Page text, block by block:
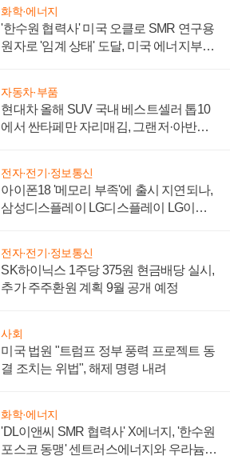
화학·에너지
'한수원 협력사' 미국 오클로 SMR 연구용
원자로 '임계 상태' 도달, 미국 에너지부
자동차·부품
현대차 올해 SUV 국내 베스트셀러 톱10
에서 싼타페만 자리매김, 그랜저·아반떼
전자·전기·정보통신
아이폰18 '메모리 부족'에 출시 지연되나,
삼성디스플레이 LG디스플레이 LG이노
전자·전기·정보통신
SK하이닉스 1주당 375원 현금배당 실시,
추가 주주환원 계획 9월 공개 예정
사회
미국 법원 "트럼프 정부 풍력 프로젝트 동
결 조치는 위법", 해제 명령 내려
화학·에너지
'DL이앤씨 SMR 협력사' X에너지, '한수원
포스코 동맹' 센트러스에너지와 우라늄